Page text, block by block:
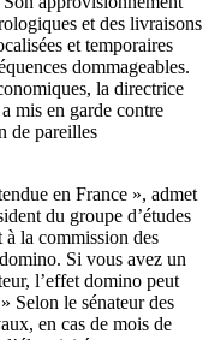
et des livraisons
et temporaires
dommageables.
la directrice
mis en garde contre
de pareilles
en France », admet
du groupe d’études
à la commission des
Si vous avez un
l’effet domino peut
Selon le sénateur des
en cas de mois de